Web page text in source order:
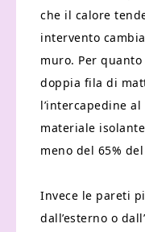
che il calore
intervento
muro. Per
doppia fila di
l’intercapedine
materiale
meno del 65%
Invece le pareti
dall’esterno o